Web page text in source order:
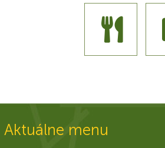
Aktuálne menu